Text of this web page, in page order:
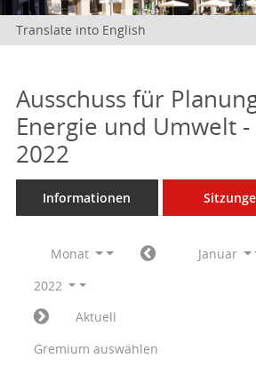
Translate into English
Ausschuss für
Energie und Umwelt
2022
Informationen
Monat
Januar
2022
Aktuell
Gremium auswählen